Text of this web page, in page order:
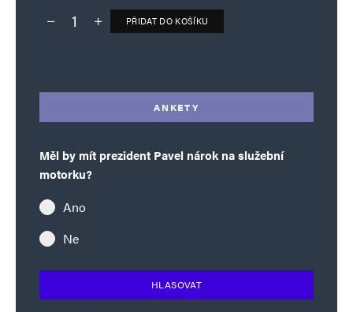
Deník TO – verze bez reklam množství
PŘIDAT DO KOŠÍKU
ANKETY
Měl by mít prezident Pavel nárok na služební
motorku?
Ano
Ne
HLASOVAT